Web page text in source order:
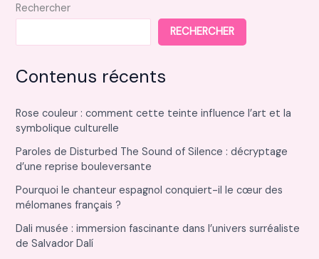
Rechercher
RECHERCHER
Contenus récents
Rose couleur : comment cette teinte influence l’art et la
symbolique culturelle
Paroles de Disturbed The Sound of Silence : décryptage
d’une reprise bouleversante
Pourquoi le chanteur espagnol conquiert-il le cœur des
mélomanes français ?
Dali musée : immersion fascinante dans l’univers surréaliste
de Salvador Dalí